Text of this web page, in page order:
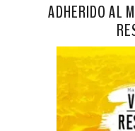
ADHERIDO AL